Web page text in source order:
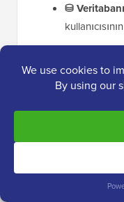
⛁
düzenli
Buraya